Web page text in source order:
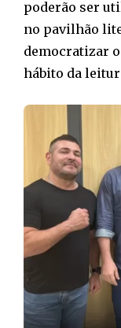
poderão ser
no pavilhão
democratizar
hábito da